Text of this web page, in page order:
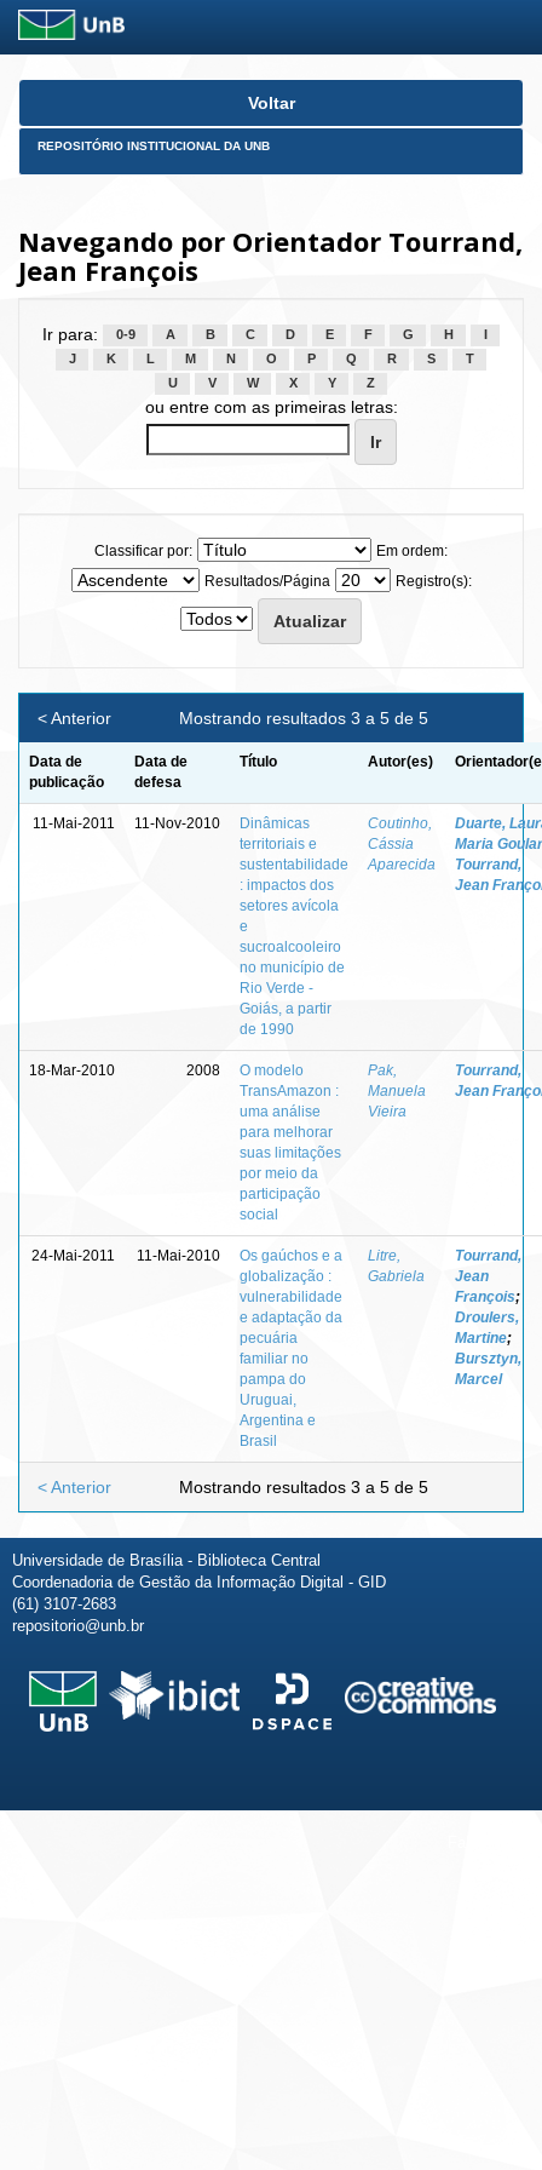
Skip
Voltar
REPOSITÓRIO INSTITUCIONAL DA UNB
Navegando por Orientador Tourrand,
Jean François
Ir para: 0-9 A B C D E F G H
J
K L M N O P Q R S
T
U
V W X Y Z
ou entre com as primeiras letras:
Classificar por:
Em ordem:
Resultados/Página
Registro(s):
Mostrando resultados 3 a 5 de 5
< Anterior
Data de
publicação
Data de
defesa
Título Autor(es)
11-Mai-2011 11-Nov-2010
Dinâmicas
territoriais e
sustentabilidade
: impactos dos
setores avícola
e
sucroalcooleiro
no município de
Rio Verde -
Goiás, a partir
de 1990
Coutinho,
Cássia
Aparecida
Duarte,
Maria
Tourrand,
Jean
18-Mar-2010 2008
O modelo
TransAmazon :
uma análise
para melhorar
suas limitações
por meio da
participação
social
Pak,
Manuela
Vieira
Tourrand,
Jean
24-Mai-2011 11-Mai-2010
Os gaúchos e a
globalização :
vulnerabilidade
e adaptação da
pecuária
familiar no
pampa do
Uruguai,
Argentina e
Brasil
Litre,
Gabriela
Tourrand,
Jean
François;
Droulers,
Martine;
Bursztyn,
Marcel
Mostrando resultados 3 a 5 de 5
< Anterior
Universidade de Brasília - Biblioteca Central
Coordenadoria de Gestão da Informação Digital - GID
(61) 3107-2683
repositorio@unb.br